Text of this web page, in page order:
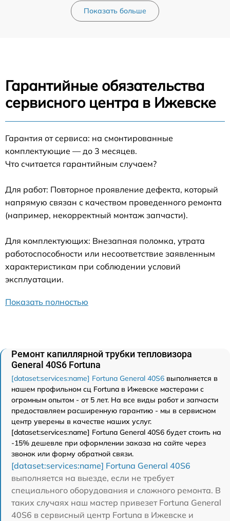
Показать больше
Гарантийные обязательства
сервисного центра в Ижевске
Гарантия от сервиса: на смонтированные
комплектующие — до 3 месяцев.
Что считается гарантийным случаем?
Для работ: Повторное проявление дефекта, который
напрямую связан с качеством проведенного ремонта
(например, некорректный монтаж запчасти).
Для комплектующих: Внезапная поломка, утрата
работоспособности или несоответствие заявленным
характеристикам при соблюдении условий
эксплуатации.
Показать полностью
Ремонт капиллярной трубки тепловизора
General 40S6 Fortuna
[dataset:services:name] Fortuna General 40S6 выполняется в
нашем профильном сц Fortuna в Ижевске мастерами с
огромным опытом - от 5 лет. На все виды работ и запчасти
предоставляем расширенную гарантию - мы в сервисном
центр уверены в качестве наших услуг.
[dataset:services:name] Fortuna General 40S6 будет стоить на
-15% дешевле при оформлении заказа на сайте через
звонок или форму обратной связи.
[dataset:services:name] Fortuna General 40S6
выполняется на выезде, если не требует
специального оборудования и сложного ремонта. В
таких случаях наш мастер привезет Fortuna General
40S6 в сервисный центр Fortuna в Ижевске и